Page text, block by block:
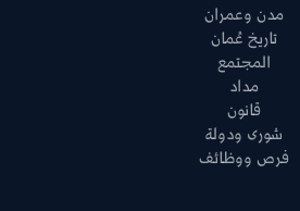
مدن وعمران
تاريخ عُمان
المجتمع
مداد
قانون
شورى ودولة
فرص ووظائف